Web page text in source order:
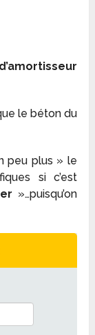
d’amortisseur
le béton du
peu plus » le
si c’est
»…puisqu’on